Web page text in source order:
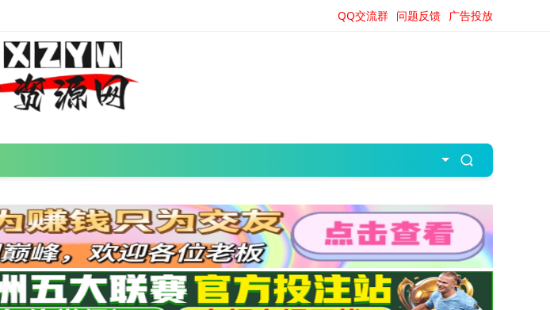
广告投放
问题反馈
QQ交流群